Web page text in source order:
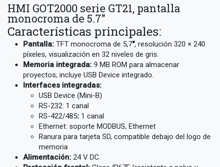
HMI GOT2000 serie GT21, pantalla
monocroma de 5.7″
Características principales:
Pantalla: TFT monocroma de 5,7″, resolución 320 × 240
píxeles, visualización en 32 niveles de gris.
Memoria integrada: 9 MB ROM para almacenar
proyectos; incluye USB Device integrado.
Interfaces integradas:
USB Device (Mini-B)
RS-232: 1 canal
RS-422/485: 1 canal
Ethernet: soporte MODBUS, Ethernet
Ranura para tarjeta SD, compatible debajo del logo de
memoria
Alimentación: 24 V DC.